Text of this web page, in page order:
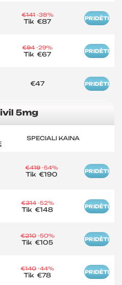
€141 -38%
Tik€87 PRIDĖTI
€94 -29%
Tik€67 PRIDĖTI
€47 PRIDĖTI
5mg
SPECIALI KAINA
€419 -54%
Tik€190 PRIDĖTI
€314 -52%
Tik€148 PRIDĖTI
€210 -50%
Tik€105 PRIDĖTI
€140 -44%
Tik€78 PRIDĖTI